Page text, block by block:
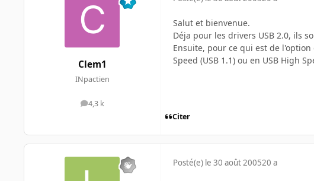
Clem1
INpactien
4,3 k
messages
Salut et bienvenue.
Déja pour les drivers USB 2.0, ils
Ensuite, pour ce qui est de
Speed (USB 1.1) ou en USB High
Citer
Posté(e) le 30 août 200520 a